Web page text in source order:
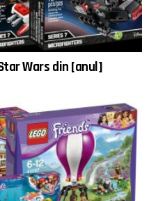
Wars din [anul]